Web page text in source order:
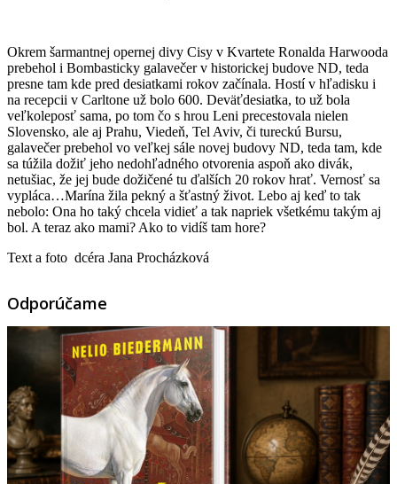
Okrem šarmantnej opernej divy Cisy v Kvartete Ronalda Harwooda
prebehol i Bombasticky galavečer v historickej budove ND, teda
presne tam kde pred desiatkami rokov začínala. Hostí v hľadisku i
na recepcii v Carltone už bolo 600. Deväťdesiatka, to už bola
veľkoleposť sama, po tom čo s hrou Leni precestovala nielen
Slovensko, ale aj Prahu, Viedeň, Tel Aviv, či tureckú Bursu,
galavečer prebehol vo veľkej sále novej budovy ND, teda tam, kde
sa túžila dožiť jeho nedohľadného otvorenia aspoň ako divák,
netušiac, že jej bude dožičené tu ďalších 20 rokov hrať. Vernosť sa
vypláca…Marína žila pekný a šťastný život. Lebo aj keď to tak
nebolo: Ona ho taký chcela vidieť a tak napriek všetkému takým aj
bol. A teraz ako mami? Ako to vidíš tam hore?
Text a foto dcéra Jana Procházková
Odporúčame